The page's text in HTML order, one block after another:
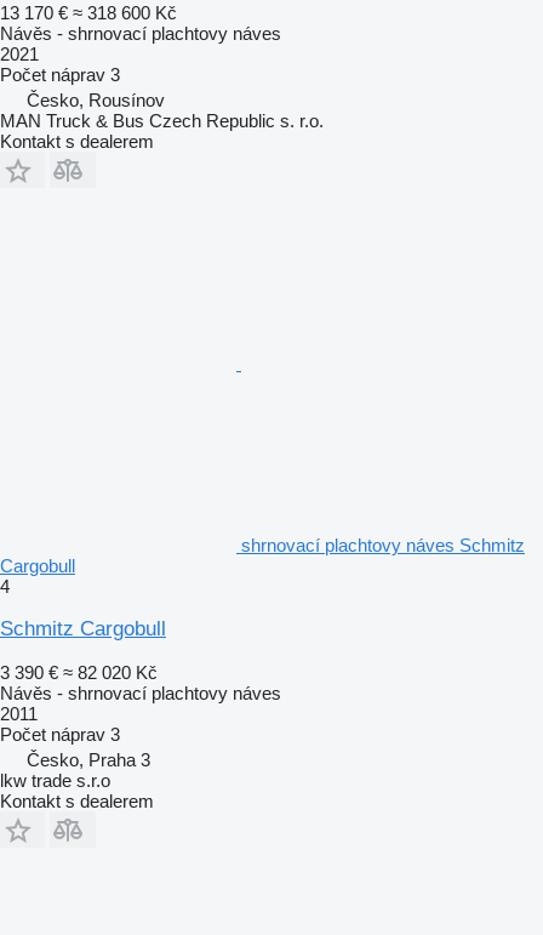
13 170 € ≈ 318 600 Kč
Návěs - shrnovací plachtovy náves
2021
Počet náprav 3
Česko, Rousínov
MAN Truck & Bus Czech Republic s. r.o.
Kontakt s dealerem
shrnovací plachtovy náves Schmitz
Cargobull
4
Schmitz Cargobull
3 390 € ≈ 82 020 Kč
Návěs - shrnovací plachtovy náves
2011
Počet náprav 3
Česko, Praha 3
lkw trade s.r.o
Kontakt s dealerem